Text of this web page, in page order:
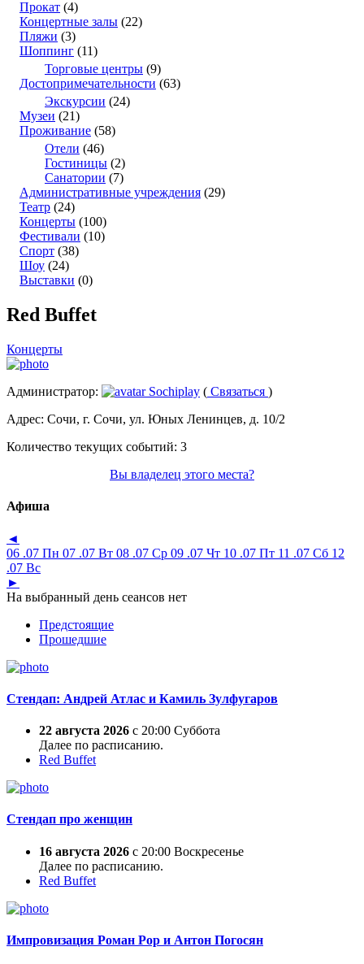
Прокат (4)
Концертные залы (22)
Пляжи (3)
Шоппинг (11)
Торговые центры (9)
Достопримечательности (63)
Экскурсии (24)
Музеи (21)
Проживание (58)
Отели (46)
Гостиницы (2)
Санатории (7)
Административные учреждения (29)
Театр (24)
Концерты (100)
Фестивали (10)
Спорт (38)
Шоу (24)
Выставки (0)
Red Buffet
Концерты
Администратор: Sochiplay ( Связаться )
Адрес: Сочи, г. Сочи, ул. Юных Ленинцев, д. 10/2
Количество текущих событий: 3
Вы владелец этого места?
Афиша
◄
06 .07 Пн 07 .07 Вт 08 .07 Ср 09 .07 Чт 10 .07 Пт 11 .07 Сб 12
.07 Вс
►
На выбранный день сеансов нет
Предстоящие
Прошедшие
Стендап: Андрей Атлас и Камиль Зулфугаров
22 августа 2026 с 20:00 Суббота
Далее по расписанию.
Red Buffet
Стендап про женщин
16 августа 2026 с 20:00 Воскресенье
Далее по расписанию.
Red Buffet
Импровизация Роман Рор и Антон Погосян